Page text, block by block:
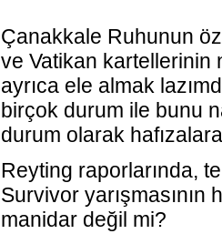
Çanakkale Ruhunun
ve Vatikan kartellerinin
ayrıca ele almak
birçok durum ile bunu
durum olarak hafızalara
Reyting raporlarında,
Survivor
manidar değil mi?